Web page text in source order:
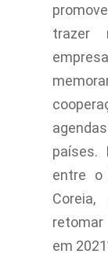
trazer
países.
entre o
em